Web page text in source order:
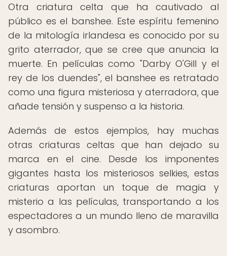
Otra criatura celta que ha cautivado al
público es el banshee. Este espíritu femenino
de la mitología irlandesa es conocido por su
grito aterrador, que se cree que anuncia la
muerte. En películas como "Darby O'Gill y el
rey de los duendes", el banshee es retratado
como una figura misteriosa y aterradora, que
añade tensión y suspenso a la historia.
Además de estos ejemplos, hay muchas
otras criaturas celtas que han dejado su
marca en el cine. Desde los imponentes
gigantes hasta los misteriosos selkies, estas
criaturas aportan un toque de magia y
misterio a las películas, transportando a los
espectadores a un mundo lleno de maravilla
y asombro.